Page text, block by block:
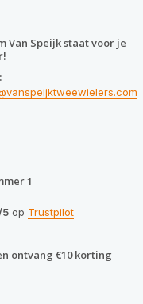
Van Speijk staat voor je
1
op Trustpilot
ontvang €10 korting